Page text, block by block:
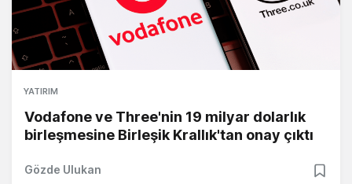
YATIRIM
Vodafone ve Three'nin 19 milyar dolarlık
birleşmesine Birleşik Krallık'tan onay çıktı
Gözde Ulukan